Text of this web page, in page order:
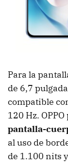
Para la
de 6,7
compatible
120 Hz.
pantalla-
al uso de
de 1.100 nits